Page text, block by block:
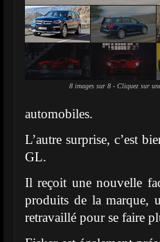
8 images sur 8 - Cliquez sur
automobiles.
L’autre surprise, c’est
GL.
Il reçoit une nouvelle
produits de la marque,
retravaillé pour se faire